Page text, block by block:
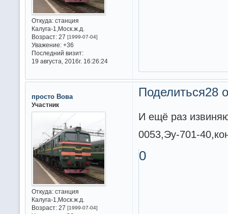
Откуда:станция
Калуга-1,Моск.ж.д.
Возраст:27 [1999-07-04]
Уважение: +36
Последний визит:
19 августа, 2016г. 16:26:24
Поделиться28
просто Вова
Участник
Откуда:станция
Калуга-1,Моск.ж.д.
Возраст:27 [1999-07-04]
И ещё раз
0053,Эу-701-
0